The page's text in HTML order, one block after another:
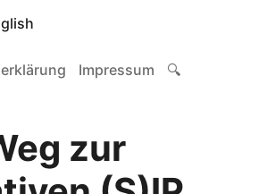
Impressum 🔍
zur